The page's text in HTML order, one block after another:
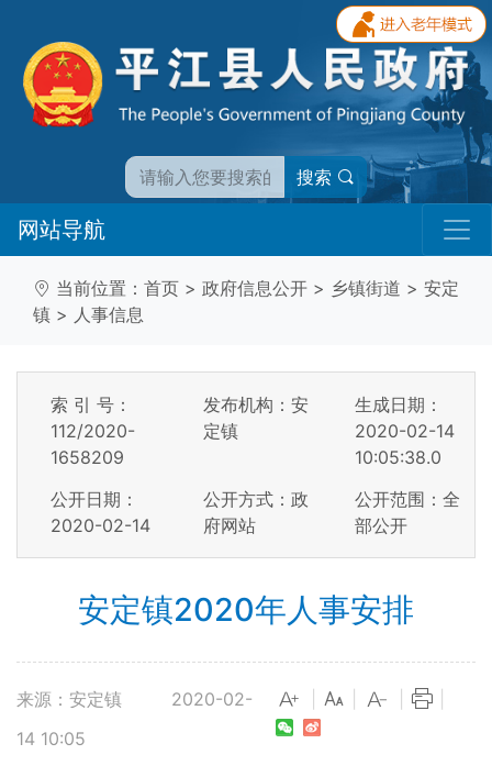
搜索
网站导航
当前位置： 首页 > 政府信息公开 > 乡镇街道 > 安定
镇 > 人事信息
索 引 号：
112/2020-
1658209
发布机构：安
定镇
生成日期：
2020-02-14
10:05:38.0
公开日期：
2020-02-14
公开方式：政
府网站
公开范围：全
部公开
安定镇2020年人事安排
来源：安定镇
2020-02-
14 10:05